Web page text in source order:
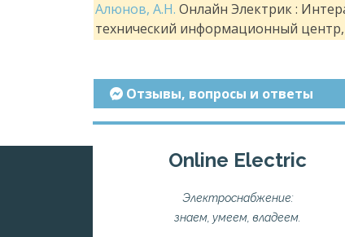
Алюнов, А.Н. Онлайн Электрик :
технический информационный центр,
Отзывы, вопросы и ответы
Online Electric
Электроснабжение:
знаем, умеем, владеем.